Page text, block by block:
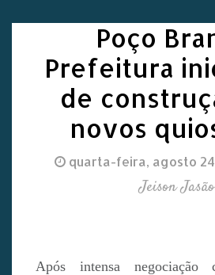
Poço
Prefeitura
de
novos
quarta-feira, agosto
Jeison Jasão
Após intensa negociação